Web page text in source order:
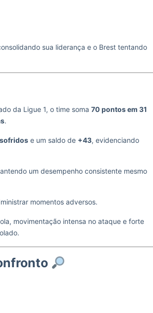
sua liderança e o Brest tentando
da Ligue 1, o time soma 70 pontos em 31
.
e um saldo de +43, evidenciando
um desempenho consistente mesmo
momentos adversos.
movimentação intensa no ataque e forte